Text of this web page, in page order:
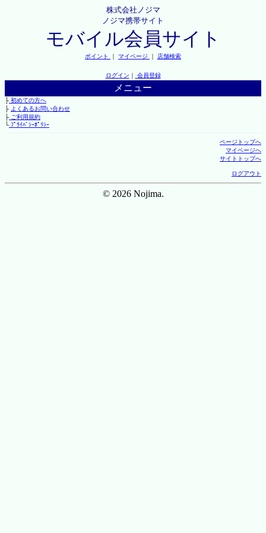
株式会社ノジマ
ノジマ携帯サイト
モバイル会員サイト
ポイント ｜ マイページ ｜ 店舗検索
ログイン ｜ 会員登録
メニュー
├初めての方へ
├ よくあるお問い合わせ
├ご利用規約
└ﾌﾟﾗｲﾊﾞｼｰﾎﾟﾘｼｰ
ページトップへ
マイページへ
サイトトップへ
ログアウト
© 2026 Nojima.